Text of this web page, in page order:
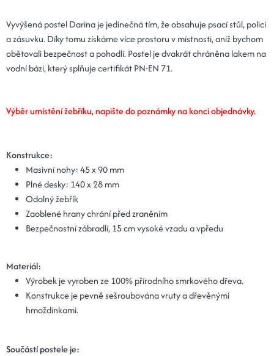
Vyvýšená postel Darina je jedinečná tím, že obsahuje psací stůl, polici
a zásuvku. Díky tomu získáme více prostoru v místnosti, aniž bychom
obětovali bezpečnost a pohodlí.Postel je dvakrát chráněna lakem na
vodní bázi, který splňuje certifikát PN-EN 71.
Výběr umístění žebříku, napište do poznámky na konci objednávky.
Konstrukce:
Masivní nohy: 45 x 90 mm
Plné desky: 140 x 28 mm
Odolný žebřík
Zaoblené hrany chrání před zraněním
Bezpečnostní zábradlí, 15 cm vysoké vzadu a vpředu
Materiál:
Výrobek je vyroben ze 100% přírodního smrkového dřeva.
Konstrukce je pevně sešroubována vruty a dřevěnými
hmoždinkami.
Součástí postele je: